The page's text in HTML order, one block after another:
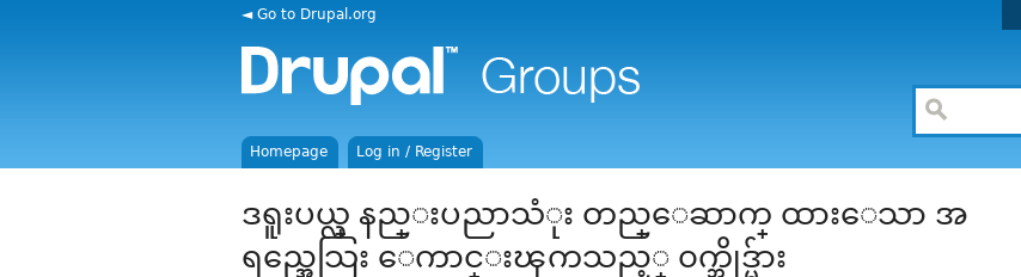
◄ Go to Drupal.org
Homepage Log in / Register
ဒရူးပယ္လ္ နည္းပညာသံုး တည္ေဆာက္ ထားေသာ အ
ရည္အေသြး ေကာင္းၾကသည့္ ၀က္ဘ္ဆိုဒ္မ်ား